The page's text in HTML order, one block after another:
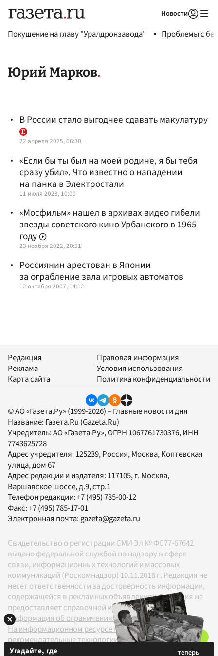
Новости
Покушение на главу "Уралдронзавода" Проблемы с
Юрий Марков
В России стало выгоднее сдавать макулатуру
22 апреля 2025, 06:30
«Если бы ты был на моей родине, я бы тебя
сразу убил». Что известно о нападении
на панка в Электростали
11 июля 2023, 10:00
«Мосфильм» нашел в архивах видео гибели
звезды советского кино Урбанского в 1965
году
23 ноября 2022, 20:51
Россиянин арестован в Японии
за ограбление зала игровых автоматов
12 октября 2007, 14:12
Редакция
Реклама
Карта сайта
Правовая информация
Условия использования
Политика конфиденциальности
© АО «Газета.Ру» (1999-2026) – Главные новости дня
Название: Газета.Ru (Gazeta.Ru)
Учредитель:АО «Газета.Ру», ОГРН 1067761730376, ИНН
7743625728
Адрес учредителя: 125239, Россия, Москва, Коптевская
улица, дом 67
Адрес редакции и издателя: 117105, г. Москва,
Варшавское шоссе, д.9, стр.1
Телефон редакции:+7 (495) 785-00-12
Факс:+7 (495) 785-17-01
Электронная почта: gazeta@gazeta.ru
Свидетельство о регистрации СМИ Эл № ФС77-67642
выдано федеральной службой по надзору в сфере
связи, информационных технологий и массовых
коммуникаций (Роскомнадзор) 10.11.2016 г. Редакция не
несет ответственности за достоверность информации,
содержащейся в рекламных объявлениях. Редакция не
предоставляет справочной информации.
Информация об ограничениях
На информационном ресурсе применяются
рекомендательные технологии в соответствии с
Правилами
Угадайте, где